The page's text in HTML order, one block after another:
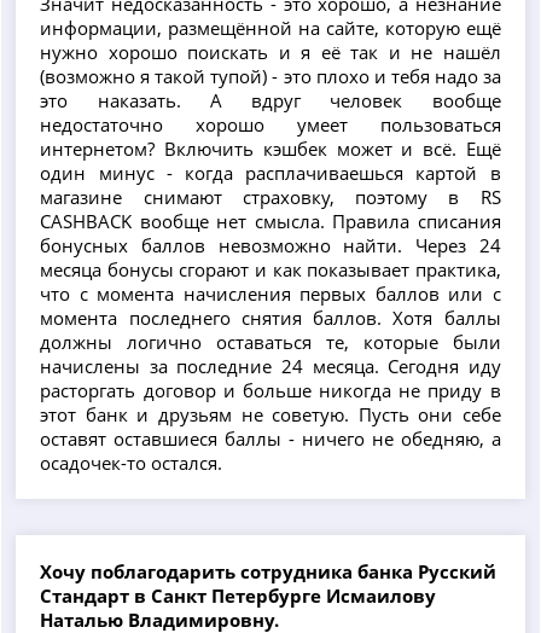
информации, размещённой на сайте, которую ещё
нужно хорошо поискать и я её так и не нашёл
(возможно я такой тупой) - это плохо и тебя надо за
это наказать. А вдруг человек вообще
недостаточно хорошо умеет пользоваться
интернетом? Включить кэшбек может и всё. Ещё
один минус - когда расплачиваешься картой в
магазине снимают страховку, поэтому в RS
CASHBACK вообще нет смысла. Правила списания
бонусных баллов невозможно найти. Через 24
месяца бонусы сгорают и как показывает практика,
что с момента начисления первых баллов или с
момента последнего снятия баллов. Хотя баллы
должны логично оставаться те, которые были
начислены за последние 24 месяца. Сегодня иду
расторгать договор и больше никогда не приду в
этот банк и друзьям не советую. Пусть они себе
оставят оставшиеся баллы - ничего не обедняю, а
осадочек-то остался.
Хочу поблагодарить сотрудника банка Русский
Стандарт в Санкт Петербурге Исмаилову
Наталью Владимировну.